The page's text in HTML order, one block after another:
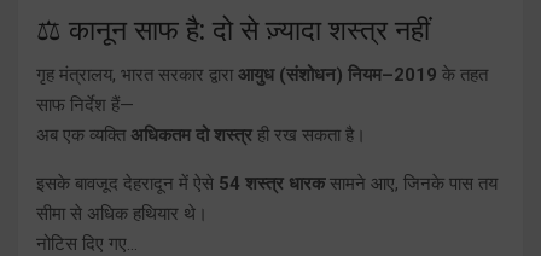
⚖️ कानून साफ है: दो से ज़्यादा शस्त्र नहीं
गृह मंत्रालय, भारत सरकार द्वाराआयुध (संशोधन) नियम–2019 के तहत
साफ निर्देश हैं—
अब एक व्यक्तिअधिकतम दो शस्त्र ही रख सकता है।
इसके बावजूद देहरादून में ऐसे 54 शस्त्र धारकसामने आए, जिनके पास तय
सीमा से अधिक हथियार थे।
नोटिस दिए गए…